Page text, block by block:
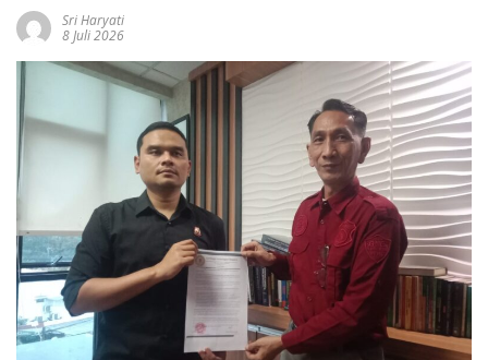
Sri Haryati
8 Juli 2026